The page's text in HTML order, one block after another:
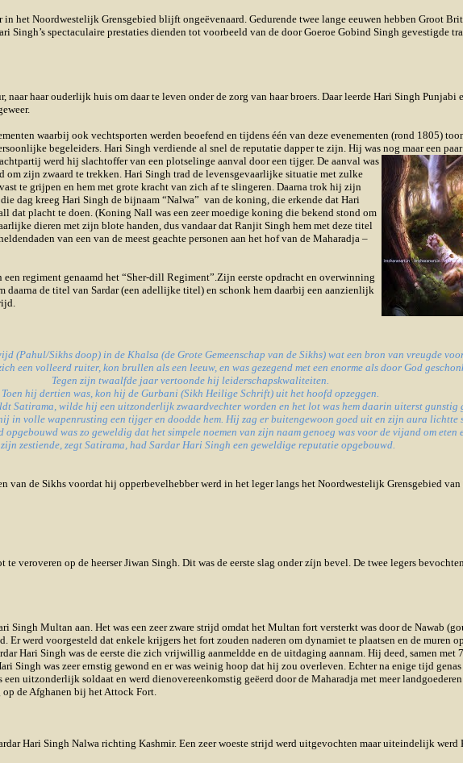
het Noordwestelijk Grensgebied blijft ongeëvenaard. Gedurende twee lange eeuwen hebben Groot
Singh’s spectaculaire prestaties dienden tot voorbeeld van de door Goeroe Gobind Singh gevestigde
haar ouderlijk huis om daar te leven onder de zorg van haar broers. Daar leerde Hari Singh
waarbij ook vechtsporten werden beoefend en tijdens één van deze evenementen (rond 1805)
begeleiders. Hari Singh verdiende al snel de reputatie dapper te zijn. Hij was nog maar een
partij werd hij slachtoffer van een plotselinge aanval door een tijger. De aanval was
zijn zwaard te trekken. Hari Singh trad de levensgevaarlijke situatie met zulke
te grijpen en hem met grote kracht van zich af te slingeren. Daarna trok hij zijn
dag kreeg Hari Singh de bijnaam “Nalwa” van de koning, die erkende dat Hari
dat placht te doen. (Koning Nall was een zeer moedige koning die bekend stond om
dieren met zijn blote handen, dus vandaar dat Ranjit Singh hem met deze titel
van een van de meest geachte personen aan het hof van de Maharadja –
regiment genaamd het “Sher-dill Regiment”.Zijn eerste opdracht en overwinning
daarna de titel van Sardar (een adellijke titel) en schonk hem daarbij een aanzienlijk
(Pahul/Sikhs doop) in de Khalsa (de Grote Gemeenschap van de Sikhs) wat een bron van vreugde
een volleerd ruiter, kon brullen als een leeuw, en was gezegend met een enorme als door God
Tegen zijn twaalfde jaar vertoonde hij leiderschapskwaliteiten.
Toen hij dertien was, kon hij de Gurbani (Sikh Heilige Schrift) uit het hoofd opzeggen.
Satirama, wilde hij een uitzonderlijk zwaardvechter worden en het lot was hem daarin uiterst gunstig
in volle wapenrusting een tijger en doodde hem. Hij zag er buitengewoon goed uit en zijn aura lichtte
was zo geweldig dat het simpele noemen van zijn naam genoeg was voor de vijand om eten
zestiende, zegt Satirama, had Sardar Hari Singh een geweldige reputatie opgebouwd.
van de Sikhs voordat hij opperbevelhebber werd in het leger langs het Noordwestelijk Grensgebied
veroveren op de heerser Jiwan Singh. Dit was de eerste slag onder zíjn bevel. De twee legers
Singh Multan aan. Het was een zeer zware strijd omdat het Multan fort versterkt was door de Nawab
Er werd voorgesteld dat enkele krijgers het fort zouden naderen om dynamiet te plaatsen en de muren
Hari Singh was de eerste die zich vrijwillig aanmeldde en de uitdaging aannam. Hij deed, samen met
Singh was zeer ernstig gewond en er was weinig hoop dat hij zou overleven. Echter na enige tijd
uitzonderlijk soldaat en werd dienovereenkomstig geëerd door de Maharadja met meer
de Afghanen bij het Attock Fort.
Hari Singh Nalwa richting Kashmir. Een zeer woeste strijd werd uitgevochten maar uiteindelijk werd